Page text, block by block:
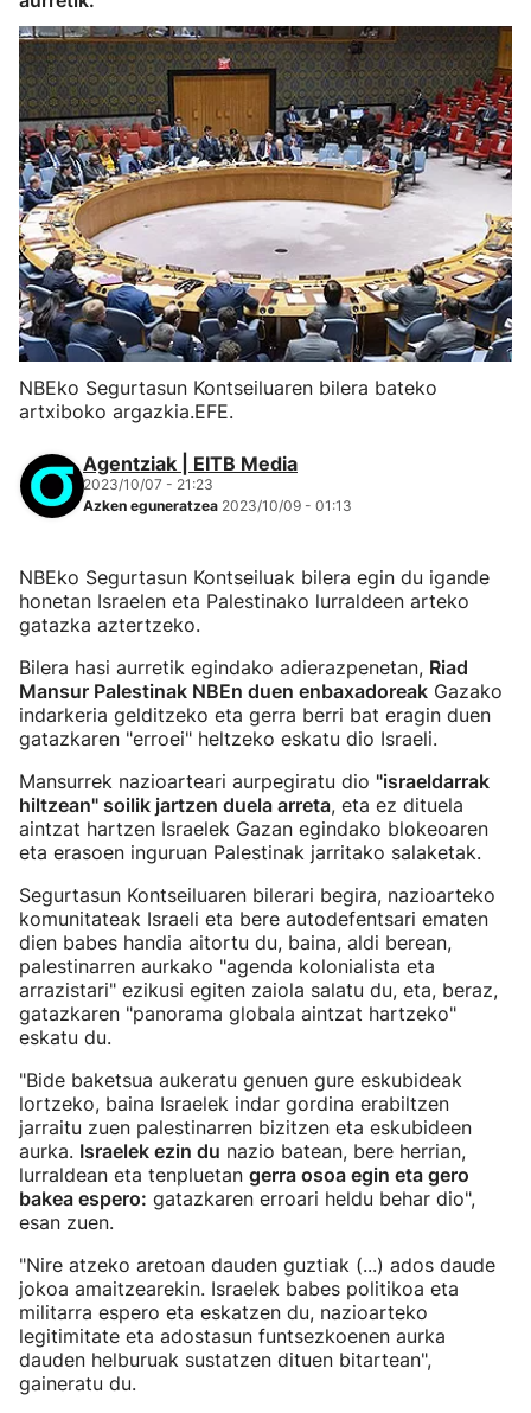
NBEko Segurtasun Kontseiluaren bilera bateko
artxiboko argazkia.EFE.
Agentziak | EITB Media
2023/10/07 - 21:23
Azken eguneratzea 2023/10/09 - 01:13
NBEko Segurtasun Kontseiluak bilera egin du igande
honetan Israelen eta Palestinako lurraldeen arteko
gatazka aztertzeko.
Bilera hasi aurretik egindako adierazpenetan, Riad
Mansur Palestinak NBEn duen enbaxadoreak Gazako
indarkeria gelditzeko eta gerra berri bat eragin duen
gatazkaren "erroei" heltzeko eskatu dio Israeli.
Mansurrek nazioarteari aurpegiratu dio "israeldarrak
hiltzean" soilik jartzen duela arreta, eta ez dituela
aintzat hartzen Israelek Gazan egindako blokeoaren
eta erasoen inguruan Palestinak jarritako salaketak.
Segurtasun Kontseiluaren bilerari begira, nazioarteko
komunitateak Israeli eta bere autodefentsari ematen
dien babes handia aitortu du, baina, aldi berean,
palestinarren aurkako "agenda kolonialista eta
arrazistari" ezikusi egiten zaiola salatu du, eta, beraz,
gatazkaren "panorama globala aintzat hartzeko"
eskatu du.
"Bide baketsua aukeratu genuen gure eskubideak
lortzeko, baina Israelek indar gordina erabiltzen
jarraitu zuen palestinarren bizitzen eta eskubideen
aurka. Israelek ezin du nazio batean, bere herrian,
lurraldean eta tenpluetan gerra osoa egin eta gero
bakea espero: gatazkaren erroari heldu behar dio",
esan zuen.
"Nire atzeko aretoan dauden guztiak (...) ados daude
jokoa amaitzearekin. Israelek babes politikoa eta
militarra espero eta eskatzen du, nazioarteko
legitimitate eta adostasun funtsezkoenen aurka
dauden helburuak sustatzen dituen bitartean",
gaineratu du.